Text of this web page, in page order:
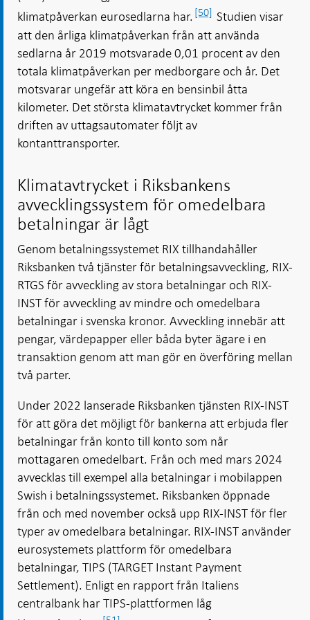
klimatpåverkan eurosedlarna har. [50] Studien visar
att den årliga klimatpåverkan från att använda
sedlarna år 2019 motsvarade 0,01 procent av den
totala klimatpåverkan per medborgare och år. Det
motsvarar ungefär att köra en bensinbil åtta
kilometer. Det största klimatavtrycket kommer från
driften av uttagsautomater följt av
kontanttransporter.
Klimatavtrycket i Riksbankens
avvecklingssystem för omedelbara
betalningar är lågt
Genom betalningssystemet RIX tillhandahåller
Riksbanken två tjänster för betalningsavveckling, RIX-
RTGS för avveckling av stora betalningar och RIX-
INST för avveckling av mindre och omedelbara
betalningar i svenska kronor. Avveckling innebär att
pengar, värdepapper eller båda byter ägare i en
transaktion genom att man gör en överföring mellan
två parter.
Under 2022 lanserade Riksbanken tjänsten RIX-INST
för att göra det möjligt för bankerna att erbjuda fler
betalningar från konto till konto som når
mottagaren omedelbart. Från och med mars 2024
avvecklas till exempel alla betalningar i mobilappen
Swish i betalningssystemet. Riksbanken öppnade
från och med november också upp RIX-INST för fler
typer av omedelbara betalningar. RIX-INST använder
eurosystemets plattform för omedelbara
betalningar, TIPS (TARGET Instant Payment
Settlement). Enligt en rapport från Italiens
centralbank har TIPS-plattformen låg